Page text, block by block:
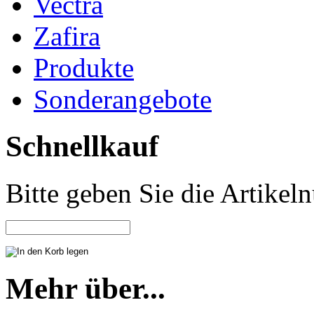
Zafira
Produkte
Sonderangebote
Schnellkauf
Bitte geben Sie die
Mehr über...